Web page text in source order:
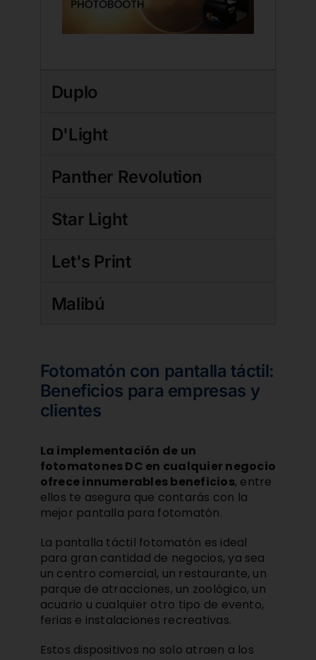
Duplo
D'Light
Panther Revolution
Star Light
Let's Print
Malibú
Fotomatón con pantalla táctil:
Beneficios para empresas y
clientes
La implementación de un
fotomatones DC en cualquier negocio
ofrece innumerables beneficios, entre
ellos te asegura que contarás con la
mejor pantalla para fotomatón.
La pantalla táctil fotomatón es ideal
para gran cantidad de negocios, ya sea
un centro comercial, un restaurante, un
parque de atracciones, un zoológico, un
acuario u cualquier otro tipo de evento,
ferias e instalaciones recreativas.
Estos dispositivos no solo atraen a los